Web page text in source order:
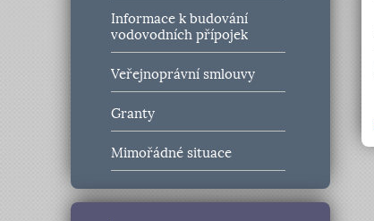
Informace k budování
vodovodních přípojek
Veřejnoprávní smlouvy
Granty
Mimořádné situace